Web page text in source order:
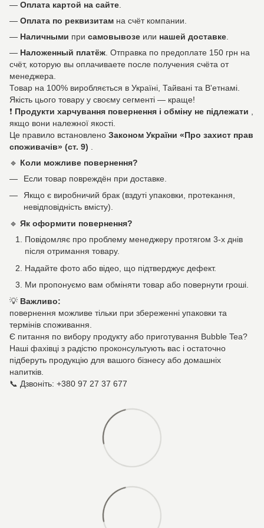
— Оплата картой на сайте
— Оплата по реквизитам на счёт компании.
— Наличными при самовывозе или нашей доставке
— Наложенный платёж . Отправка по предоплате 150 грн на
счёт, которую вы оплачиваете после получения счёта от
менеджера.
Товар на 100% виробляється в Україні, Тайвані та В'етнамі.
Якість цього товару у своєму сегменті — краще!
❗ Продукти харчування повернення і обміну не підлежати
якщо вони належної якості.
Це правило встановлено Законом України «Про захист прав
споживачів» (ст. 9)
🔹 Коли можливе повернення?
Если товар повреждён при доставке.
Якщо є виробничий брак (вздуті упаковки, протекання,
невідповідність вмісту).
🔹 Як оформити повернення?
Повідомляє про проблему менеджеру протягом 3-х днів
після отримання товару.
Надайте фото або відео, що підтверджує дефект.
Ми пропонуємо вам обміняти товар або повернути гроші.
💡 Важливо:
повернення можливе тільки при збереженні упаковки та
термінів споживання.
Є питання по вибору продукту або приготування Bubble Tea?
Наші фахівці з радістю проконсультують вас і остаточно
підберуть продукцію для вашого бізнесу або домашніх
напитків.
📞 Дзвоніть: +380 97 27 37 677